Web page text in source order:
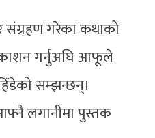
गरेका कथाको
गर्नुअघि आफूले
सम्झन्छन्।
लगानीमा पुस्तक